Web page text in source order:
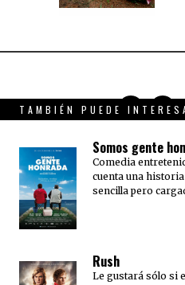
360 Grados
NOSOTROS
TÉRMINOS DE
TAMBIÉN PUEDE
Somos gente
Comedia
cuenta una historia
sencilla pero
Rush
Le gustará sólo si